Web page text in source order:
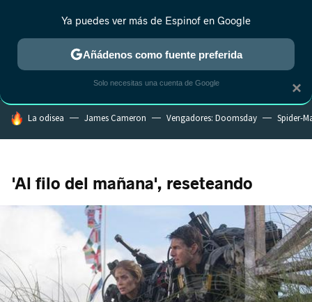
ESTRENOS REALITY ANIME RANKINGS CINE
HOY SE HABLA DE
La odisea James Cameron Vengadores: Doomsday Spider-
'Al filo del mañana', reseteando
×
Ya puedes ver más de Espinof en Google
Añádenos como fuente preferida
Solo necesitas una cuenta de Google